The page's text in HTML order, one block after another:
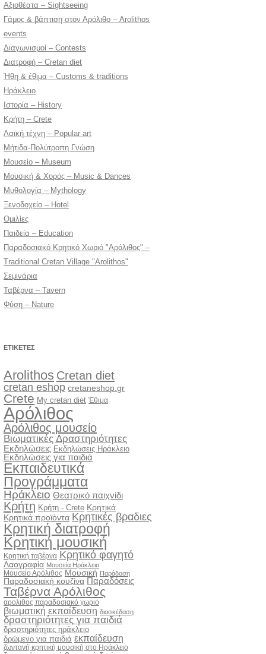
Αξιοθέατα – Sightseeing
Γάμος & βάπτιση στον Αρόλιθο – Arolithos
events
Διαγωνισμοί – Contests
Διατροφή – Cretan diet
Ήθη & έθιμα – Customs & traditions
Ηράκλειο
Ιστορία – History
Κρήτη – Crete
Λαϊκή τέχνη – Popular art
Μήτιδα-Πολύτροπη Γνώση
Μουσείο – Museum
Μουσική & Χορός – Music & Dances
Μυθολογία – Mythology
Ξενοδοχείο – Hotel
Ομιλίες
Παιδεία – Education
Παραδοσιακό Κρητικό Χωριό "Αρόλιθος" –
Traditional Cretan Village "Arolithos"
Σεμινάρια
Ταβέρνα – Tavern
Φύση – Nature
ΕΤΙΚΈΤΕΣ
Arolithos Cretan diet
cretan eshop cretaneshop.gr
Crete My cretan diet Έθιμα
Αρόλιθος
Αρόλιθος μουσείο
Βιωματικές Δραστηριότητες
Εκδηλώσεις Εκδηλώσεις Ηράκλειο
Εκδηλώσεις για παιδιά
Εκπαιδευτικά
Προγράμματα
Ηράκλειο Θεατρικό παιχνίδι
Κρήτη Κρήτη - Crete Κρητικά
Κρητικά προϊόντα Κρητικές βραδιες
Κρητική διατροφή
Κρητική μουσική
Κρητική ταβέρνα Κρητικό φαγητό
Λαογραφία Μουσεία Ηράκλειο
Μουσείο Αρόλιθος Μουσική Παράδοση
Παραδοσιακή κουζίνα Παραδόσεις
Ταβέρνα Αρόλιθος
αρολιθος παραδοσιακό χωριό
βιωματική εκπαίδευση διασκέδαση
δραστηριότητες για παιδιά
δραστηριότητες ηράκλειο
δρώμενο για παιδιά εκπαίδευση
ζωντανή κρητική μουσική στο Ηράκλειο